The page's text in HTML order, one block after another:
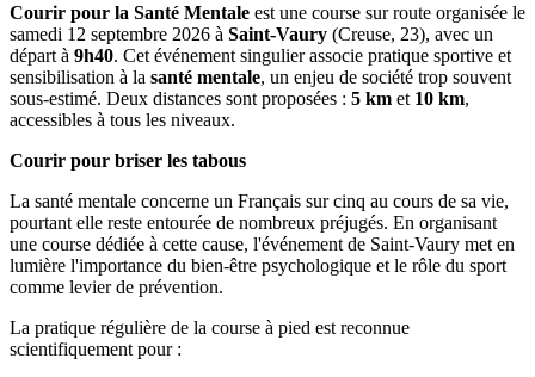
Courir pour la Santé Mentale est une course sur route organisée le
samedi 12 septembre 2026 à Saint-Vaury (Creuse, 23), avec un
départ à 9h40. Cet événement singulier associe pratique sportive et
sensibilisation à la santé mentale, un enjeu de société trop souvent
sous-estimé. Deux distances sont proposées : 5 km et 10 km,
accessibles à tous les niveaux.
Courir pour briser les tabous
La santé mentale concerne un Français sur cinq au cours de sa vie,
pourtant elle reste entourée de nombreux préjugés. En organisant
une course dédiée à cette cause, l'événement de Saint-Vaury met en
lumière l'importance du bien-être psychologique et le rôle du sport
comme levier de prévention.
La pratique régulière de la course à pied est reconnue
scientifiquement pour :